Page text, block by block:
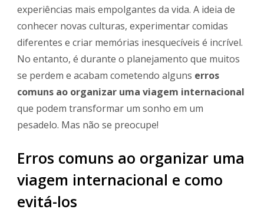
experiências mais empolgantes da vida. A ideia de
conhecer novas culturas, experimentar comidas
diferentes e criar memórias inesquecíveis é incrível.
No entanto, é durante o planejamento que muitos
se perdem e acabam cometendo alguns erros
comuns ao organizar uma viagem internacional
que podem transformar um sonho em um
pesadelo. Mas não se preocupe!
Erros comuns ao organizar uma
viagem internacional e como
evitá-los